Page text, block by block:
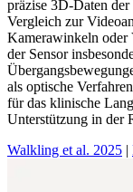
präzise 3D-Daten
Vergleich zur
Kamerawinkeln oder
der Sensor
als optische
für das klinische
Unterstützung in der
Walkling et al. 2025 |